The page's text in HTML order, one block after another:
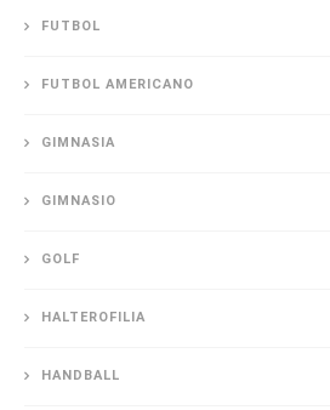
FUTBOL
FUTBOL AMERICANO
GIMNASIA
GIMNASIO
GOLF
HALTEROFILIA
HANDBALL